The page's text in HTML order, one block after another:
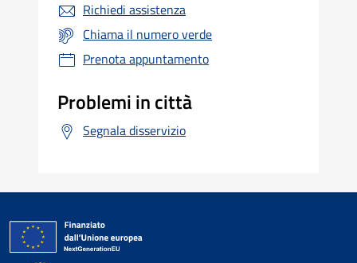
Richiedi assistenza
Chiama il numero verde
Prenota appuntamento
Problemi in città
Segnala disservizio